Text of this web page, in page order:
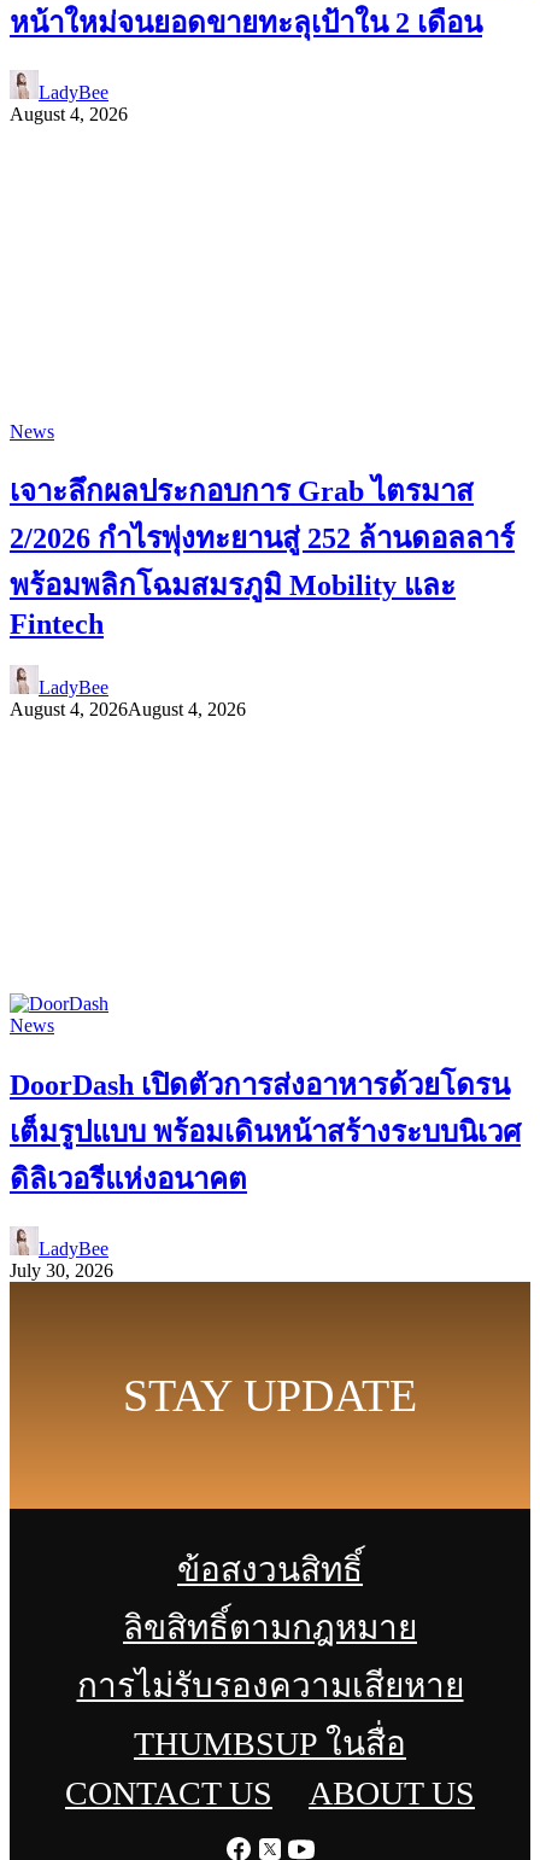
หน้าใหม่จนยอดขายทะลุเป้าใน 2 เดือน
LadyBee
August 4, 2026
News
เจาะลึกผลประกอบการ Grab ไตรมาส
2/2026 กำไรพุ่งทะยานสู่ 252 ล้านดอลลาร์
พร้อมพลิกโฉมสมรภูมิ Mobility และ
Fintech
LadyBee
August 4, 2026August 4, 2026
News
DoorDash เปิดตัวการส่งอาหารด้วยโดรน
เต็มรูปแบบ พร้อมเดินหน้าสร้างระบบนิเวศ
ดิลิเวอรีแห่งอนาคต
LadyBee
July 30, 2026
STAY UPDATE
ข้อสงวนสิทธิ์
ลิขสิทธิ์ตามกฎหมาย
การไม่รับรองความเสียหาย
THUMBSUP ในสื่อ
CONTACT US
ABOUT US